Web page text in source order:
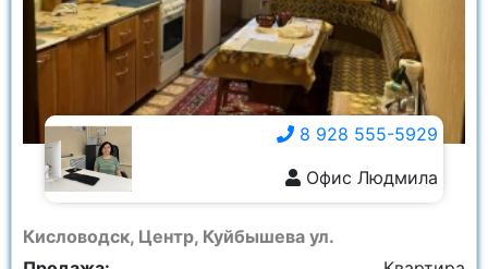
Кисловодск, Центр, Куйбышева ул.
8 928 555-5929
Офис Людмила